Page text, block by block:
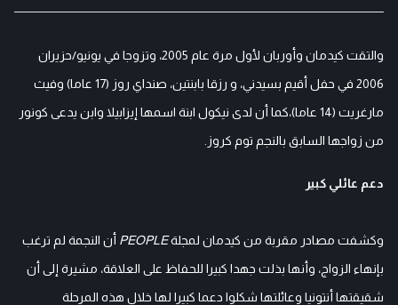
والتقت كيدمان وأوربان لأول مرة عام 2005، وتزوجا في يونيو/حزيران
2006 في حفل أقيم بسيدني، و رزقا بابنتين، صنداي روز (17 عاما) وفيث
مارغريت (14 عاما)،كما أن لدى نيكول ابنة اسمها إيزابيلا وابن يدعى كونور
من زواجها السابق بالنجم توم كروز.
دعم عائلي كبير
وكشفت مصادر مقربة من كيدمان لمجلةPEOPLE أن النجمة لم ترغب
بإنهاء الزواج، وأنها بذلت جهدا كبيرا للحفاظ على العلاقة، مشيرة إلى أن
شقيقتها أنتونيا وعائلتها شكلوا دعما كبيرا لها خلال هذه المرحلة